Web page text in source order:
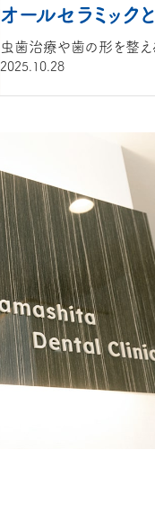
オールセラミッ
2025.10.28